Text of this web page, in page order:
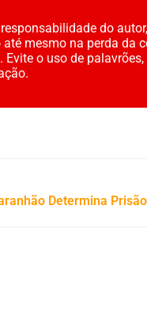
do
mesmo na perda da
o uso de